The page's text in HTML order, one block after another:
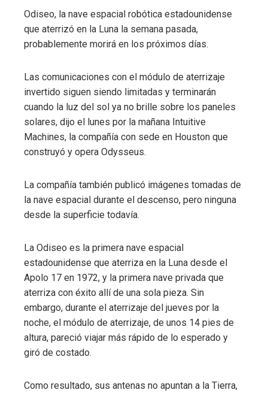
Odiseo, la nave espacial robótica estadounidense
que aterrizó en la Luna la semana pasada,
probablemente morirá en los próximos días.
Las comunicaciones con el módulo de aterrizaje
invertido siguen siendo limitadas y terminarán
cuando la luz del sol ya no brille sobre los paneles
solares, dijo el lunes por la mañana Intuitive
Machines, la compañía con sede en Houston que
construyó y opera Odysseus.
La compañía también publicó imágenes tomadas de
la nave espacial durante el descenso, pero ninguna
desde la superficie todavía.
La Odiseo es la primera nave espacial
estadounidense que aterriza en la Luna desde el
Apolo 17 en 1972, y la primera nave privada que
aterriza con éxito allí de una sola pieza. Sin
embargo, durante el aterrizaje del jueves por la
noche, el módulo de aterrizaje, de unos 14 pies de
altura, pareció viajar más rápido de lo esperado y
giró de costado.
Como resultado, sus antenas no apuntan a la Tierra,